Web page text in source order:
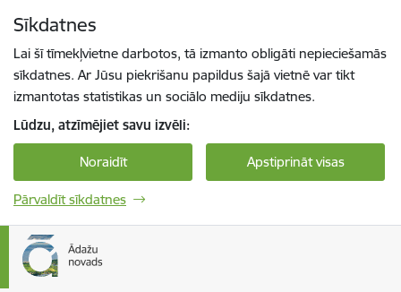
Sīkdatnes
Lai šī tīmekļvietne darbotos, tā izmanto obligāti nepieciešamās
sīkdatnes. Ar Jūsu piekrišanu papildus šajā vietnē var tikt
izmantotas statistikas un sociālo mediju sīkdatnes.
Lūdzu, atzīmējiet savu izvēli:
Noraidīt Apstiprināt visas
Pārvaldīt sīkdatnes